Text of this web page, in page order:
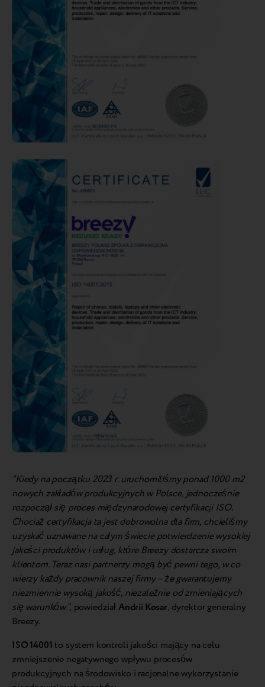
“Kiedy na początku 2023 r. uruchomiliśmy ponad 1000 m2
nowych zakładów produkcyjnych w Polsce, jednocześnie
rozpoczął się proces międzynarodowej certyfikacji ISO.
Chociaż certyfikacja ta jest dobrowolna dla firm, chcieliśmy
uzyskać uznawane na całym świecie potwierdzenie wysokiej
jakości produktów i usług, które Breezy dostarcza swoim
klientom. Teraz nasi partnerzy mogą być pewni tego, w co
wierzy każdy pracownik naszej firmy – że gwarantujemy
niezmiennie wysoką jakość, niezależnie od zmieniających
się warunków”, powiedział Andrii Kosar, dyrektor generalny
Breezy.
ISO 14001 to system kontroli jakości mający na celu
zmniejszenie negatywnego wpływu procesów
produkcyjnych na środowisko i racjonalne wykorzystanie